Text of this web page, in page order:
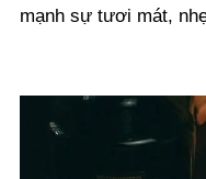
mạnh sự tươi mát,